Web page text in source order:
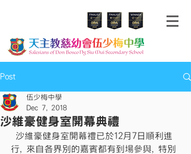
Post
沙維豪健身室開幕典禮
伍少梅中學
Dec 7, 2018
行, 來自各界別的嘉賓都有到場參與, 特別